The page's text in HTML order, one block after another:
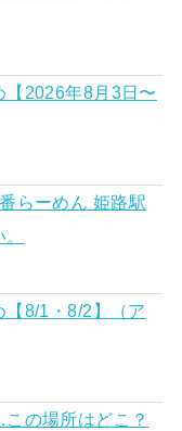
【2026年8月3日〜
らーめん 姫路駅
8/1・8/2】（ア
の場所はどこ？